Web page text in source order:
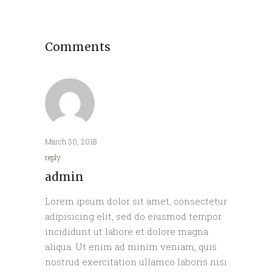
Comments
March 30, 2018
reply
admin
Lorem ipsum dolor sit amet, consectetur
adipisicing elit, sed do eiusmod tempor
incididunt ut labore et dolore magna
aliqua. Ut enim ad minim veniam, quis
nostrud exercitation ullamco laboris nisi